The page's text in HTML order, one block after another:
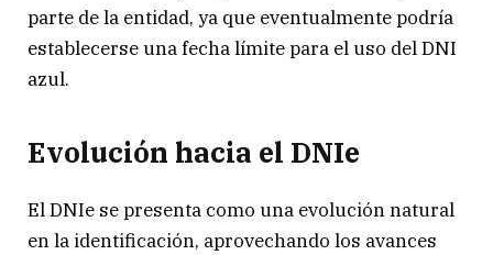
parte de la entidad, ya que eventualmente podría
establecerse una fecha límite para el uso del DNI
azul.
Evolución hacia el DNIe
El DNIe se presenta como una evolución natural
en la identificación, aprovechando los avances